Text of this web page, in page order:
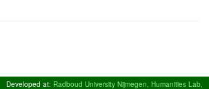
Developed at: Radboud University Nijmegen, Humanities Lab,